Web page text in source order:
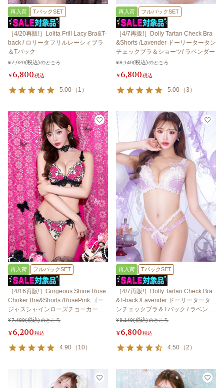
再入荷 TバックSET
［4/20再販!］Lolita Frill Lacy Bra&T-
back / ロリータフリルレーシィブラ
＆Tバック
¥7,920 のところ
¥6,800税込
5.00 （ 1 ）
再入荷 フルバックSET
［4/7再販!］Dolly Tartan Check Bra
&Shorts /Lavender ドーリータータン
チェックブラ＆ショーツ/ ラベンダー
¥8,140 のところ
¥6,800税込
5.00 （3 ）
再入荷 フルバックSET
［4/16再販!］Gorgeous Shine Rose
Choker Bra&Shorts /RosePink ゴー
ジャスシャインローズチョーカーブ
ラ＆ショーツ / ローズピンク
¥7,480 のところ
¥6,200税込
4.90 （ 10）
再入荷 TバックSET
［4/7再販!］Dolly Tartan Check Bra
&T-back /Lavender ドーリータータ
ンチェックブラ＆Tバック / ラベンダ
ー
¥8,140 のところ
¥6,800税込
4.50 （2 ）